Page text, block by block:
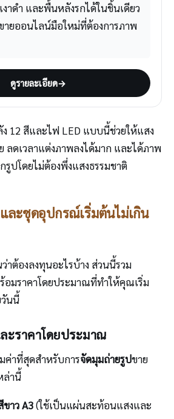
าดำ และพื้นหลังรกได้ในชิ้นเดียว
ายออนไลน์มือใหม่ที่ต้องการภาพ
ดูรายละเอียด→
12 สีและไฟ LED แบบนี้ช่วยให้แสง
ลดเวลาแต่งภาพลงได้มาก และได้ภาพ
ปโดยไม่ต้องพึ่งแสงธรรมชาติ
ละชุดอุปกรณ์เริ่มต้นไม่เกิน
าต้องลงทุนอะไรบ้าง ส่วนนี้รวม
อมราคาโดยประมาณที่ทำให้คุณเริ่ม
วันนี้
ะราคาโดยประมาณ
าที่สุดสำหรับการจัดมุมถ่ายรูปขาย
ล่านี้
าว A3(ใช้เป็นแผ่นสะท้อนแสงและ